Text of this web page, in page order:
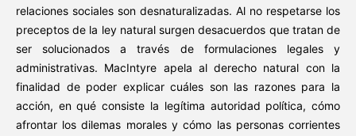
relaciones sociales son desnaturalizadas. Al no respetarse los
preceptos de la ley natural surgen desacuerdos que tratan de
ser solucionados a través de formulaciones legales y
administrativas. MacIntyre apela al derecho natural con la
finalidad de poder explicar cuáles son las razones para la
acción, en qué consiste la legítima autoridad política, cómo
afrontar los dilemas morales y cómo las personas corrientes